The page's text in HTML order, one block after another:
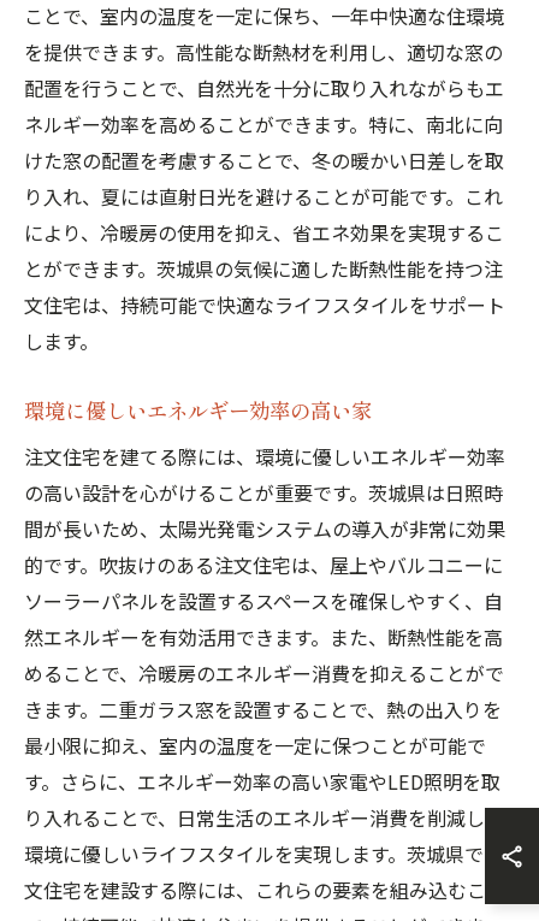
ことで、室内の温度を一定に保ち、一年中快適な住環境
を提供できます。高性能な断熱材を利用し、適切な窓の
配置を行うことで、自然光を十分に取り入れながらもエ
ネルギー効率を高めることができます。特に、南北に向
けた窓の配置を考慮することで、冬の暖かい日差しを取
り入れ、夏には直射日光を避けることが可能です。これ
により、冷暖房の使用を抑え、省エネ効果を実現するこ
とができます。茨城県の気候に適した断熱性能を持つ注
文住宅は、持続可能で快適なライフスタイルをサポート
します。
環境に優しいエネルギー効率の高い家
注文住宅を建てる際には、環境に優しいエネルギー効率
の高い設計を心がけることが重要です。茨城県は日照時
間が長いため、太陽光発電システムの導入が非常に効果
的です。吹抜けのある注文住宅は、屋上やバルコニーに
ソーラーパネルを設置するスペースを確保しやすく、自
然エネルギーを有効活用できます。また、断熱性能を高
めることで、冷暖房のエネルギー消費を抑えることがで
きます。二重ガラス窓を設置することで、熱の出入りを
最小限に抑え、室内の温度を一定に保つことが可能で
す。さらに、エネルギー効率の高い家電やLED照明を取
り入れることで、日常生活のエネルギー消費を削減し、
環境に優しいライフスタイルを実現します。茨城県で注
文住宅を建設する際には、これらの要素を組み込むこと